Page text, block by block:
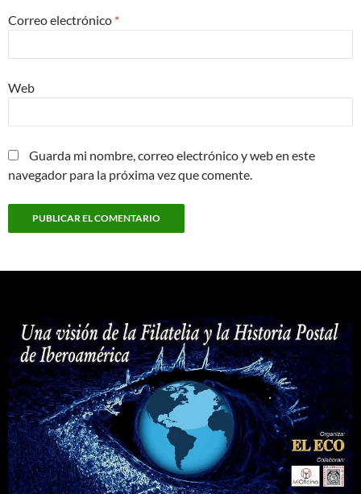
Correo electrónico *
Web
Guarda mi nombre, correo electrónico y web en este
navegador para la próxima vez que comente.